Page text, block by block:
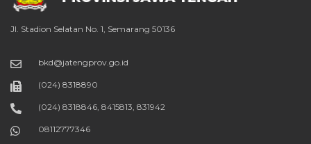
Jl. Stadion Selatan No. 1, Semarang 50136
bkd@jatengprov.go.id
(024) 8318890
(024) 8318846, 8415813, 831942
08112777346